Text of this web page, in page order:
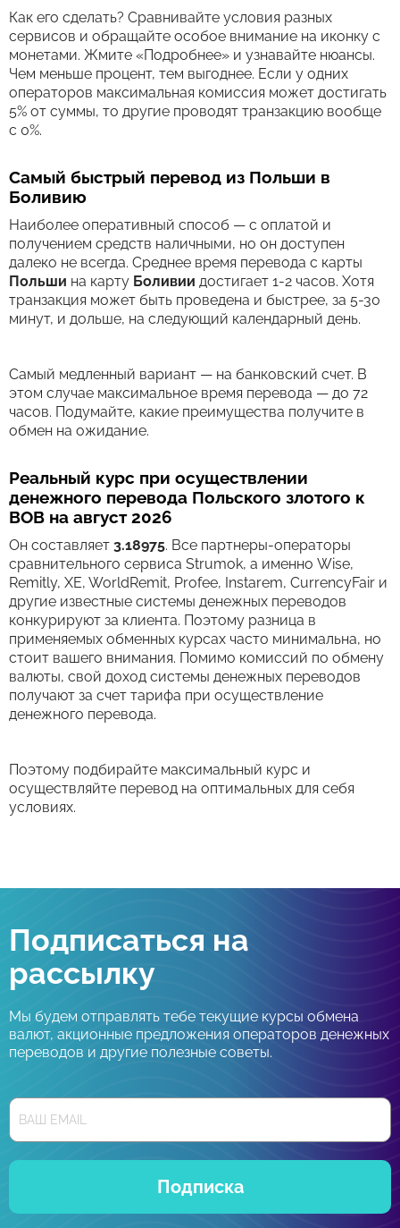
Как его сделать? Сравнивайте условия разных
сервисов и обращайте особое внимание на иконку с
монетами. Жмите «Подробнее» и узнавайте нюансы.
Чем меньше процент, тем выгоднее. Если у одних
операторов максимальная комиссия может достигать
5% от суммы, то другие проводят транзакцию вообще
с 0%.
Самый быстрый перевод из Польши в
Боливию
Наиболее оперативный способ — с оплатой и
получением средств наличными, но он доступен
далеко не всегда. Среднее время перевода c карты
Польши на карту Боливии достигает 1-2 часов. Хотя
транзакция может быть проведена и быстрее, за 5-30
минут, и дольше, на следующий календарный день.
Самый медленный вариант — на банковский счет. В
этом случае максимальное время перевода — до 72
часов. Подумайте, какие преимущества получите в
обмен на ожидание.
Реальный курс при осуществлении
денежного перевода Польского злотого к
BOB на август 2026
Он составляет 3.18975. Все партнеры-операторы
сравнительного сервиса Strumok, а именно Wise,
Remitly, XE, WorldRemit, Profee, Instarem, CurrencyFair и
другие известные системы денежных переводов
конкурируют за клиента. Поэтому разница в
применяемых обменных курсах часто минимальна, но
стоит вашего внимания. Помимо комиссий по обмену
валюты, свой доход системы денежных переводов
получают за счет тарифа при осуществление
денежного перевода.
Поэтому подбирайте максимальный курс и
осуществляйте перевод на оптимальных для себя
условиях.
Подписаться на
рассылку
Мы будем отправлять тебе текущие курсы обмена
валют, акционные предложения операторов денежных
переводов и другие полезные советы.
Подписка